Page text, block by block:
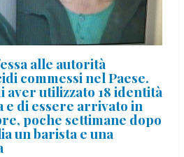
alle autorità
commessi nel Paese.
utilizzato 18 identità
e di essere arrivato in
poche settimane dopo
un barista e una